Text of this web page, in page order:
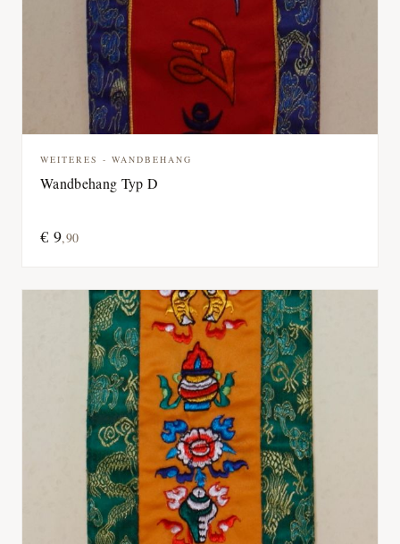
WEITERES - WANDBEHANG
Wandbehang Typ D
€ 9,90